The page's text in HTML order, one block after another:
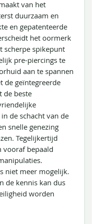
van het
duurzaam en
en gepatenteerde
het oormerk
scherpe spikepunt
pre-piercings te
aan te spannen
de geïntegreerde
de beste
de schacht van de
snelle genezing
Tegelijkertijd
vooraf bepaald
niet meer mogelijk.
de kennis kan dus
worden